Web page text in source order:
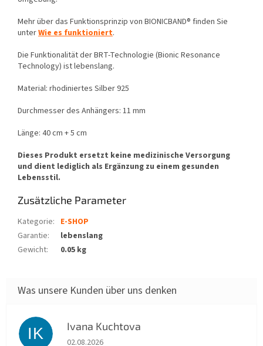
Mehr über das Funktionsprinzip von BIONICBAND® finden Sie
unterWie es funktioniert.
Die Funktionalität der BRT-Technologie (Bionic Resonance
Technology) ist lebenslang.
Material: rhodiniertes Silber 925
Durchmesser des Anhängers: 11 mm
Länge: 40 cm + 5 cm
Dieses Produkt ersetzt keine medizinische Versorgung
und dient lediglich als Ergänzung zu einem gesunden
Lebensstil.
Zusätzliche Parameter
Kategorie: E-SHOP
Garantie:
lebenslang
Gewicht: 0.05 kg
IK Ivana Kuchtova
Die Shop-Bewertung beträgt 5 von 5 Sternen.
02.08.2026